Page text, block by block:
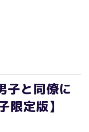
子と同僚に
限定版】